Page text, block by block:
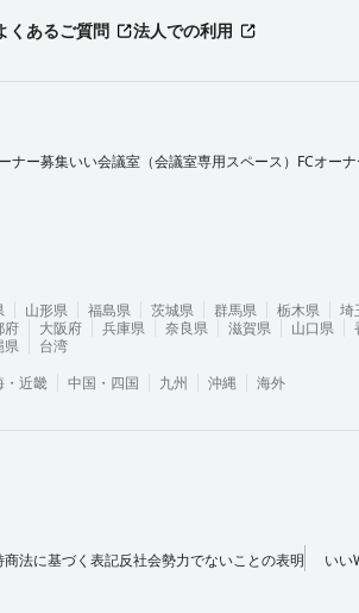
くあるご質問 法人での利用
ナー募集いい会議室（会議室専用スペース）FCオー
山形県 福島県 茨城県 群馬県 栃木県 埼
府 大阪府 兵庫県 奈良県 滋賀県 山口県
県
台湾
・近畿 中国・四国 九州 沖縄 海外
商法に基づく表記反社会勢力でないことの表明 いい